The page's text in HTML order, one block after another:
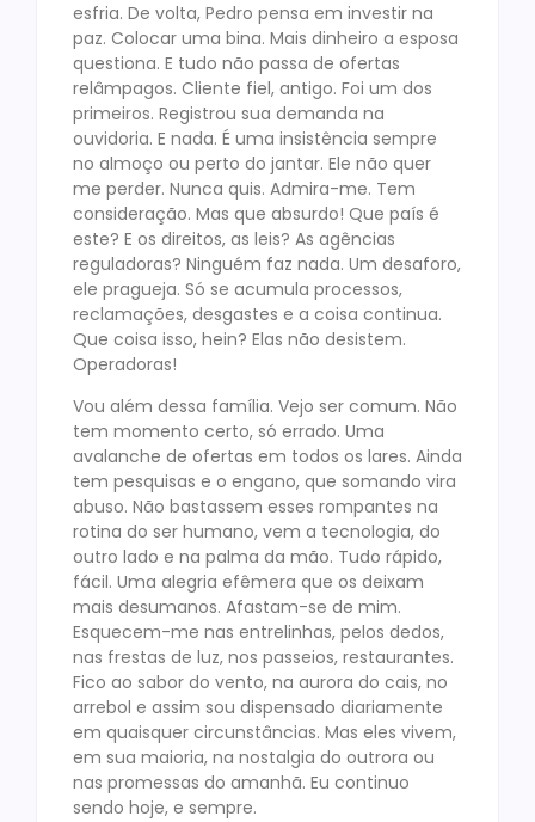
esfria. De volta, Pedro pensa em investir na
paz. Colocar uma bina. Mais dinheiro a esposa
questiona. E tudo não passa de ofertas
relâmpagos. Cliente fiel, antigo. Foi um dos
primeiros. Registrou sua demanda na
ouvidoria. E nada. É uma insistência sempre
no almoço ou perto do jantar. Ele não quer
me perder. Nunca quis. Admira-me. Tem
consideração. Mas que absurdo! Que país é
este? E os direitos, as leis? As agências
reguladoras? Ninguém faz nada. Um desaforo,
ele pragueja. Só se acumula processos,
reclamações, desgastes e a coisa continua.
Que coisa isso, hein? Elas não desistem.
Operadoras!
Vou além dessa família. Vejo ser comum. Não
tem momento certo, só errado. Uma
avalanche de ofertas em todos os lares. Ainda
tem pesquisas e o engano, que somando vira
abuso. Não bastassem esses rompantes na
rotina do ser humano, vem a tecnologia, do
outro lado e na palma da mão. Tudo rápido,
fácil. Uma alegria efêmera que os deixam
mais desumanos. Afastam-se de mim.
Esquecem-me nas entrelinhas, pelos dedos,
nas frestas de luz, nos passeios, restaurantes.
Fico ao sabor do vento, na aurora do cais, no
arrebol e assim sou dispensado diariamente
em quaisquer circunstâncias. Mas eles vivem,
em sua maioria, na nostalgia do outrora ou
nas promessas do amanhã. Eu continuo
sendo hoje, e sempre.